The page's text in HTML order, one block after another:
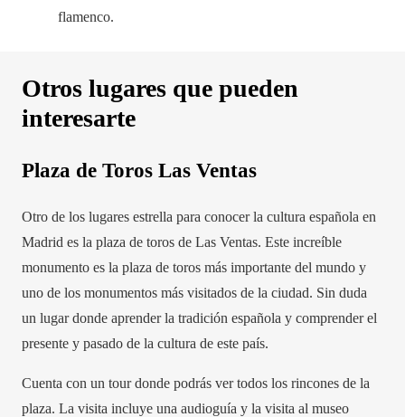
flamenco.
Otros lugares que pueden
interesarte
Plaza de Toros Las Ventas
Otro de los lugares estrella para conocer la cultura española en
Madrid es la plaza de toros de Las Ventas. Este increíble
monumento es la plaza de toros más importante del mundo y
uno de los monumentos más visitados de la ciudad. Sin duda
un lugar donde aprender la tradición española y comprender el
presente y pasado de la cultura de este país.
Cuenta con un tour donde podrás ver todos los rincones de la
plaza. La visita incluye una audioguía y la visita al museo